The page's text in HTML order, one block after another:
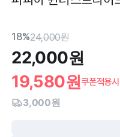
18%24,000원
22,000원
19,580원쿠폰적용시
3,000원